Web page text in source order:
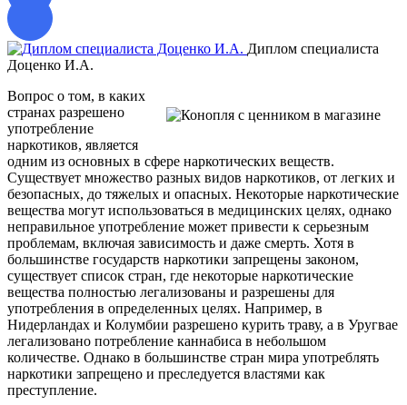
Диплом специалиста
Доценко И.А.
Вопрос о том, в каких
странах разрешено
употребление
наркотиков, является
одним из основных в сфере наркотических веществ.
Существует множество разных видов наркотиков, от легких и
безопасных, до тяжелых и опасных. Некоторые наркотические
вещества могут использоваться в медицинских целях, однако
неправильное употребление может привести к серьезным
проблемам, включая зависимость и даже смерть. Хотя в
большинстве государств наркотики запрещены законом,
существует список стран, где некоторые наркотические
вещества полностью легализованы и разрешены для
употребления в определенных целях. Например, в
Нидерландах и Колумбии разрешено курить траву, а в Уругвае
легализовано потребление каннабиса в небольшом
количестве. Однако в большинстве стран мира употреблять
наркотики запрещено и преследуется властями как
преступление.